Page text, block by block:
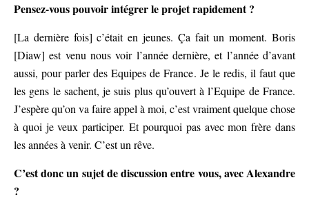
Pensez-vous pouvoir intégrer le projet rapidement ?
[La dernière fois] c’était en jeunes. Ça fait un moment. Boris
[Diaw] est venu nous voir l’année dernière, et l’année d’avant
aussi, pour parler des Equipes de France. Je le redis, il faut que
les gens le sachent, je suis plus qu’ouvert à l’Equipe de France.
J’espère qu’on va faire appel à moi, c’est vraiment quelque chose
à quoi je veux participer. Et pourquoi pas avec mon frère dans
les années à venir. C’est un rêve.
C’est donc un sujet de discussion entre vous, avec Alexandre
?